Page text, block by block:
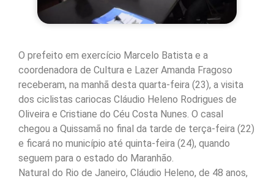
O prefeito em exercício Marcelo Batista e a
coordenadora de Cultura e Lazer Amanda Fragoso
receberam, na manhã desta quarta-feira (23), a visita
dos ciclistas cariocas Cláudio Heleno Rodrigues de
Oliveira e Cristiane do Céu Costa Nunes. O casal
chegou a Quissamã no final da tarde de terça-feira (22)
e ficará no município até quinta-feira (24), quando
seguem para o estado do Maranhão.
Natural do Rio de Janeiro, Cláudio Heleno, de 48 anos,